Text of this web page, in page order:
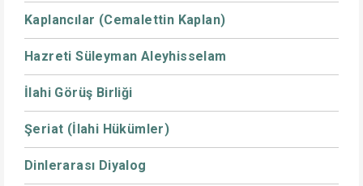
Kaplancılar (Cemalettin Kaplan)
Hazreti Süleyman Aleyhisselam
İlahi Görüş Birliği
Şeriat (İlahi Hükümler)
Dinlerarası Diyalog